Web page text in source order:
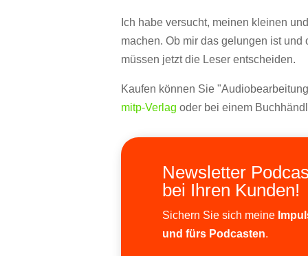
Ich habe versucht, meinen kleinen
machen. Ob mir das gelungen ist
müssen jetzt die Leser entscheiden.
Kaufen können Sie
mitp-Verlag oder bei einem
Newsletter
bei Ihren Kunden!
Sichern Sie sich meine
und fürs Podcasten.